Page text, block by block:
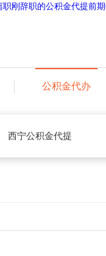
公积金代办
西宁公积金代提